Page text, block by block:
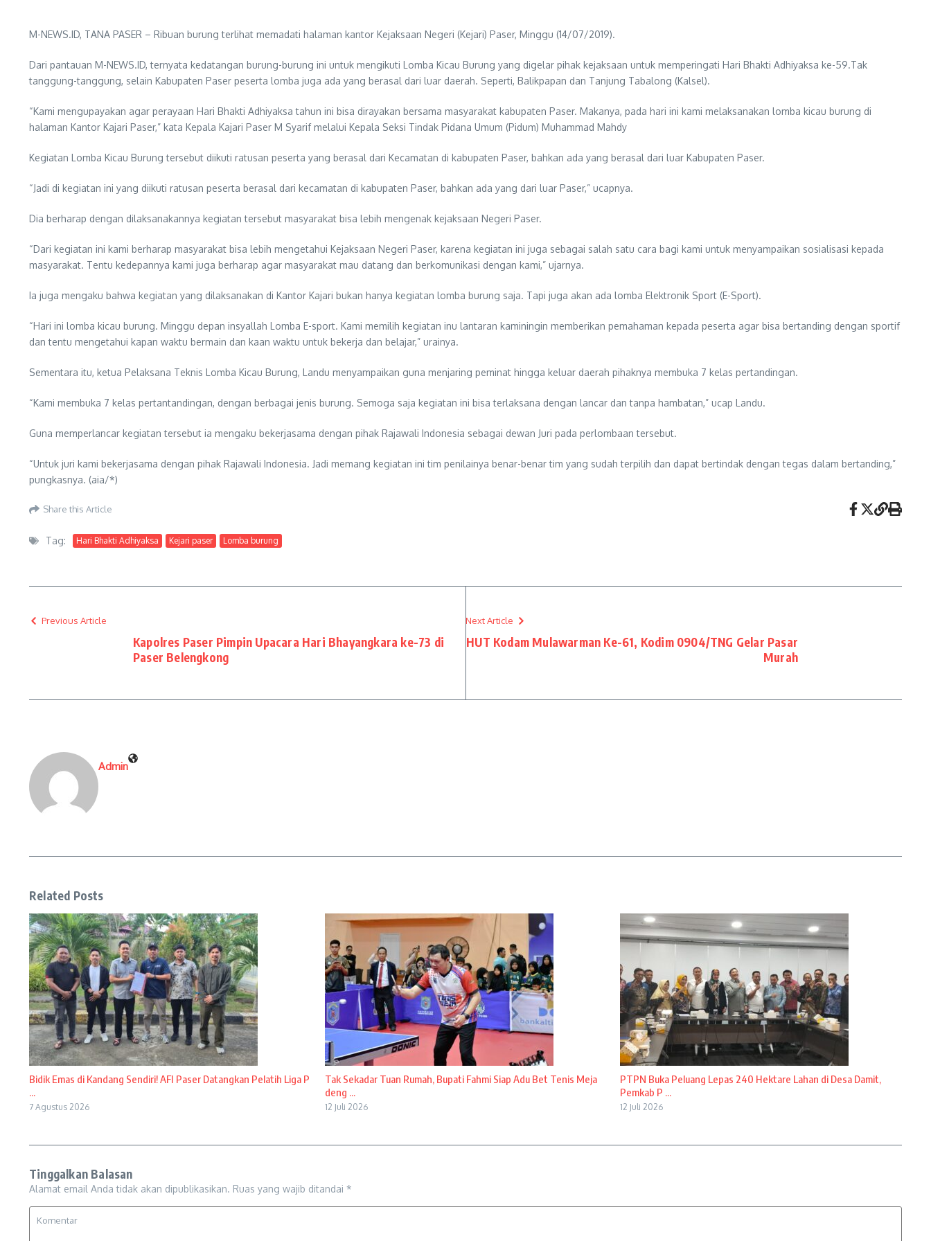
M-NEWS.ID, TANA PASER – Ribuan burung terlihat memadati halaman kantor Kejaksaan Negeri (Kejari) Paser, Minggu (14/07/2019).
Dari pantauan M-NEWS.ID, ternyata kedatangan burung-burung ini untuk mengikuti Lomba Kicau Burung yang digelar pihak kejaksaan untuk memperingati Hari Bhakti Adhiyaksa ke-59.Tak
tanggung-tanggung, selain Kabupaten Paser peserta lomba juga ada yang berasal dari luar daerah. Seperti, Balikpapan dan Tanjung Tabalong (Kalsel).
“Kami mengupayakan agar perayaan Hari Bhakti Adhiyaksa tahun ini bisa dirayakan bersama masyarakat kabupaten Paser. Makanya, pada hari ini kami melaksanakan lomba kicau burung di
halaman Kantor Kajari Paser,” kata Kepala Kajari Paser M Syarif melalui Kepala Seksi Tindak Pidana Umum (Pidum) Muhammad Mahdy
Kegiatan Lomba Kicau Burung tersebut diikuti ratusan peserta yang berasal dari Kecamatan di kabupaten Paser, bahkan ada yang berasal dari luar Kabupaten Paser.
“Jadi di kegiatan ini yang diikuti ratusan peserta berasal dari kecamatan di kabupaten Paser, bahkan ada yang dari luar Paser,” ucapnya.
Dia berharap dengan dilaksanakannya kegiatan tersebut masyarakat bisa lebih mengenak kejaksaan Negeri Paser.
“Dari kegiatan ini kami berharap masyarakat bisa lebih mengetahui Kejaksaan Negeri Paser, karena kegiatan ini juga sebagai salah satu cara bagi kami untuk menyampaikan sosialisasi kepada
masyarakat. Tentu kedepannya kami juga berharap agar masyarakat mau datang dan berkomunikasi dengan kami,” ujarnya.
Ia juga mengaku bahwa kegiatan yang dilaksanakan di Kantor Kajari bukan hanya kegiatan lomba burung saja. Tapi juga akan ada lomba Elektronik Sport (E-Sport).
“Hari ini lomba kicau burung. Minggu depan insyallah Lomba E-sport. Kami memilih kegiatan inu lantaran kaminingin memberikan pemahaman kepada peserta agar bisa bertanding dengan sportif
dan tentu mengetahui kapan waktu bermain dan kaan waktu untuk bekerja dan belajar,” urainya.
Sementara itu, ketua Pelaksana Teknis Lomba Kicau Burung, Landu menyampaikan guna menjaring peminat hingga keluar daerah pihaknya membuka 7 kelas pertandingan.
“Kami membuka 7 kelas pertantandingan, dengan berbagai jenis burung. Semoga saja kegiatan ini bisa terlaksana dengan lancar dan tanpa hambatan,” ucap Landu.
Guna memperlancar kegiatan tersebut ia mengaku bekerjasama dengan pihak Rajawali Indonesia sebagai dewan Juri pada perlombaan tersebut.
“Untuk juri kami bekerjasama dengan pihak Rajawali Indonesia. Jadi memang kegiatan ini tim penilainya benar-benar tim yang sudah terpilih dan dapat bertindak dengan tegas dalam bertanding,”
pungkasnya. (aia/*)
Share this Article
Tag: Hari Bhakti Adhiyaksa Kejari paser Lomba burung
Previous Article
Kapolres Paser Pimpin Upacara Hari Bhayangkara ke-73 di
Paser Belengkong
Next Article
HUT Kodam Mulawarman Ke-61, Kodim 0904/TNG Gelar Pasar
Murah
Admin
Related Posts
Bidik Emas di Kandang Sendiri! AFI Paser Datangkan Pelatih Liga P
...
7 Agustus 2026
Tak Sekadar Tuan Rumah, Bupati Fahmi Siap Adu Bet Tenis Meja
deng ...
12 Juli 2026
PTPN Buka Peluang Lepas 240 Hektare Lahan di Desa Damit,
Pemkab P ...
12 Juli 2026
Tinggalkan Balasan
Alamat email Anda tidak akan dipublikasikan. Ruas yang wajib ditandai *